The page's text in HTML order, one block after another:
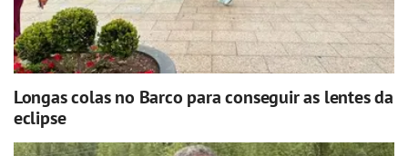
Longas colas no Barco para conseguir as lentes da
eclipse